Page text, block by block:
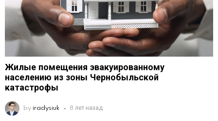
Жилые помещения эвакуированному
населению из зоны Чернобыльской
катастрофы
by iradysiuk 8 лет назад